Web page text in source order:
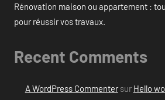
Rénovation maison ou appartement :
pour réussir vos travaux.
Recent Comments
A WordPress Commentersur Hello